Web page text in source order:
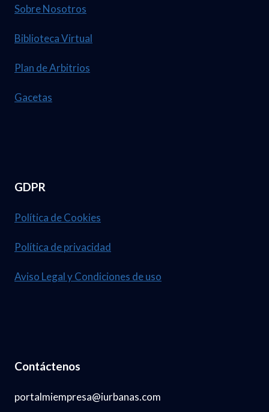
Sobre Nosotros
Biblioteca Virtual
Plan de Arbitrios
Gacetas
GDPR
Política de Cookies
Política de privacidad
Aviso Legal y Condiciones de uso
Contáctenos
portalmiempresa@iurbanas.com